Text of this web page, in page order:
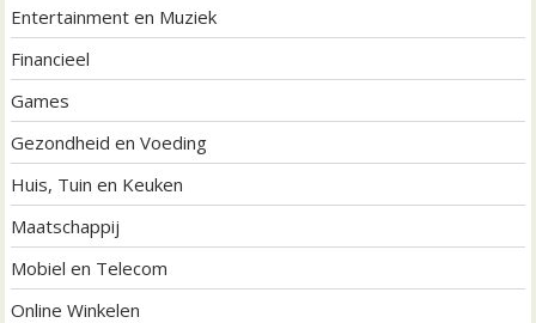
Entertainment en Muziek
Financieel
Games
Gezondheid en Voeding
Huis, Tuin en Keuken
Maatschappij
Mobiel en Telecom
Online Winkelen